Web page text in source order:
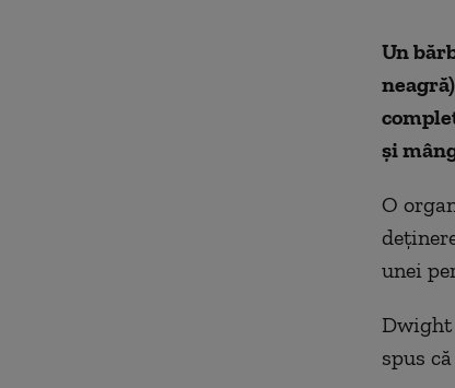
Un
şi
O
unei
Dwight
spus